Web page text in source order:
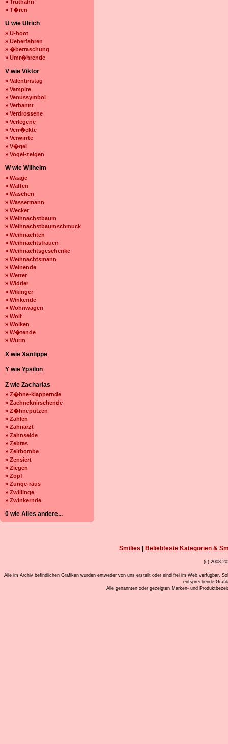
» Truthahn
» T�ren
U wie Ulrich
» U-boot
» Ueberfahren
» �berraschung
» Umr�hrende
V wie Viktor
» Valentinstag
» Vampire
» Venussymbol
» Verbannt
» Verdrossene
» Verlegene
» Verr�ckte
» Verwirrte
» V�gel
» Vogel-zeigen
W wie Wilhelm
» Waage
» Waffen
» Waschen
» Wassermann
» Wecker
» Weihnachstbaum
» Weihnachstbaumschmuck
» Weihnachten
» Weihnachtsfrauen
» Weihnachtsgeschenke
» Weihnachtsmann
» Weinende
» Wetter
» Widder
» Wikinger
» Winkende
» Wohnwagen
» Wolf
» Wolken
» W�tende
» Wurm
X wie Xantippe
Y wie Ypsilon
Z wie Zacharias
» Z�hne-klappernde
» Zaehneknirschende
» Z�hneputzen
» Zahlen
» Zahnarzt
» Zahnseide
» Zebras
» Zeitbombe
» Zensiert
» Ziegen
» Zopf
» Zunge-raus
» Zwillinge
» Zwinkernde
0 wie Alles andere...
Smilies Beliebteste Kategorien &
(c) 2008-
Alle im Archiv befindlichen Grafiken wurden entweder von uns erstellt oder sind frei im Web verfügbar.
entsprechende
Alle genannten oder gezeigten Marken- und